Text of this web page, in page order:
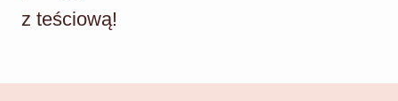
z teściową!